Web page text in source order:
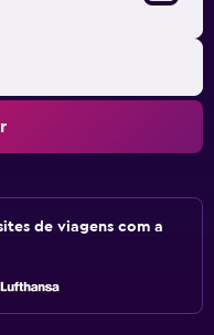
de viagens com a